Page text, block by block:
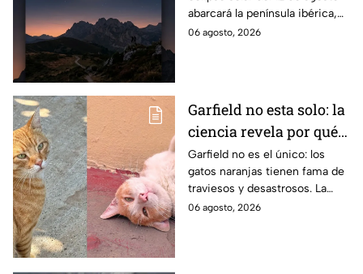
los que será parcial
abarcará la península ibérica,
por lo que solo podrá
06 agosto, 2026
Garfield no esta solo: la
ciencia revela por qué
los gatos naranjas
tienen tanta fama de
hacer "desastres"
Garfield no es el único: los
gatos naranjas tienen fama de
traviesos y desastrosos. La
ciencia explica qué hay detrás
06 agosto, 2026